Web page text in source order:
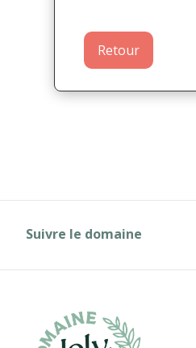
Retour
Suivre le domaine